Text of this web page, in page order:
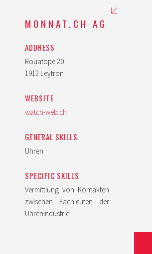
MONNAT.CH AG
ADDRESS
Rouatope 20
1912 Leytron
WEBSITE
watch-web.ch
GENERAL SKILLS
Uhren
SPECIFIC SKILLS
Vermittlung von Kontakten
zwischen Fachleuten der
Uhrenindustrie